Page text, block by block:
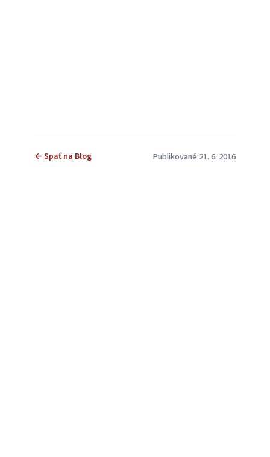
← Späť na Blog Publikované 21. 6. 2016